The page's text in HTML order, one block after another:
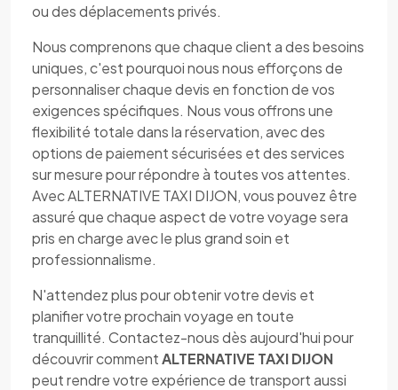
ou des déplacements privés.
Nous comprenons que chaque client a des besoins
uniques, c'est pourquoi nous nous efforçons de
personnaliser chaque devis en fonction de vos
exigences spécifiques. Nous vous offrons une
flexibilité totale dans la réservation, avec des
options de paiement sécurisées et des services
sur mesure pour répondre à toutes vos attentes.
Avec ALTERNATIVE TAXI DIJON, vous pouvez être
assuré que chaque aspect de votre voyage sera
pris en charge avec le plus grand soin et
professionnalisme.
N'attendez plus pour obtenir votre devis et
planifier votre prochain voyage en toute
tranquillité. Contactez-nous dès aujourd'hui pour
découvrir commentALTERNATIVE TAXI DIJON
peut rendre votre expérience de transport aussi